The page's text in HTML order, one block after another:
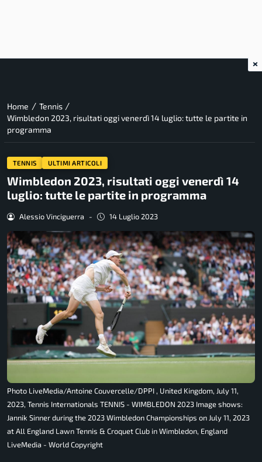
Home / Tennis /
Wimbledon 2023, risultati oggi venerdì 14 luglio: tutte le partite in
programma
TENNIS ULTIMI ARTICOLI
Wimbledon 2023, risultati oggi venerdì 14
luglio: tutte le partite in programma
Alessio Vinciguerra - 14 Luglio 2023
Photo LiveMedia/Antoine Couvercelle/DPPI , United Kingdom, July 11,
2023, Tennis Internationals TENNIS - WIMBLEDON 2023 Image shows:
Jannik Sinner during the 2023 Wimbledon Championships on July 11, 2023
at All England Lawn Tennis & Croquet Club in Wimbledon, England
LiveMedia - World Copyright
×